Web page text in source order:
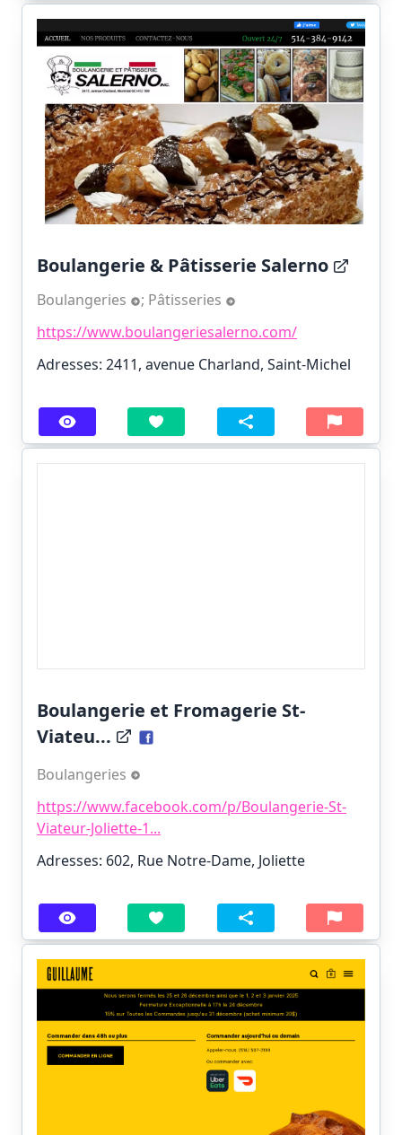
Boulangerie & Pâtisserie Salerno
Boulangeries ; Pâtisseries
https://www.boulangeriesalerno.com/
Adresses: 2411, avenue Charland, Saint-Michel
Boulangerie et Fromagerie St-
Viateu...
Boulangeries
https://www.facebook.com/p/Boulangerie-St-
Viateur-Joliette-1...
Adresses: 602, Rue Notre-Dame, Joliette